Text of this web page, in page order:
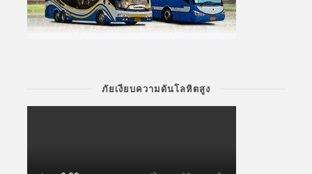
ภัยเงียบความดันโลหิตสูง